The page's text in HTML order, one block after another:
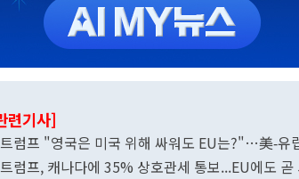
련기사]
트럼프 "영국은 미국 위해 싸워도 EU는?"…美‑유
트럼프, 캐나다에 35% 상호관세 통보...EU에도 곧